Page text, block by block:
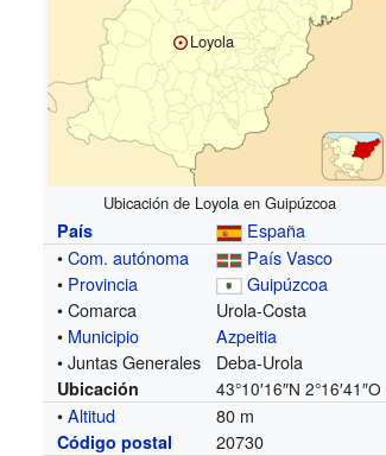
Loyola
Ubicación de Loyola en Guipúzcoa
País
España
•Com. autónoma
País Vasco
• Provincia
Guipúzcoa
• Comarca
Urola-Costa
• Municipio
Azpeitia
• Juntas Generales
Deba-Urola
Ubicación 43°10′16″N 2°16′41″O
•Altitud 80 m
Código postal 20730